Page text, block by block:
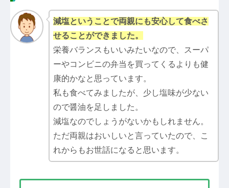
減塩ということで両親にも安心して食べさ
せることができました。
栄養バランスもいいみたいなので、スーパ
ーやコンビニの弁当を買ってくるよりも健
康的かなと思っています。
私も食べてみましたが、少し塩味が少ない
ので醤油を足しました。
減塩なのでしょうがないかもしれません。
ただ両親はおいしいと言っていたので、こ
れからもお世話になると思います。